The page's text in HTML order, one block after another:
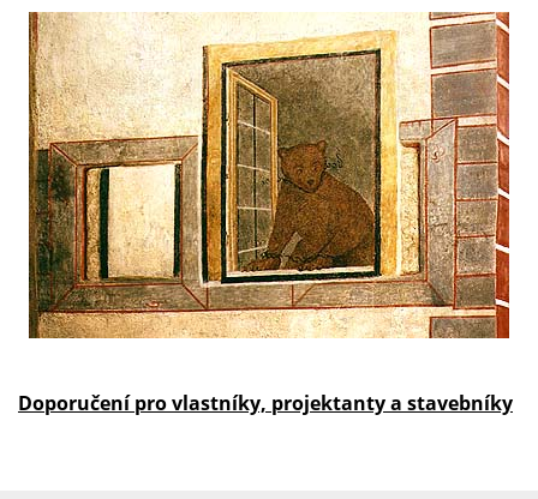
Doporučení pro vlastníky, projektanty a stavebníky